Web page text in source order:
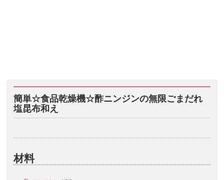
簡単☆食品乾燥機☆酢ニンジンの無限ごまだれ
塩昆布和え
材料